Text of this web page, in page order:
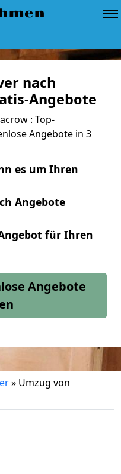
nach
Angebote
: Top-
Angebote in 3
es um Ihren
Angebote
für Ihren
Angebote
» Umzug von